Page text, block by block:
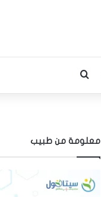
معلومة من طبيب